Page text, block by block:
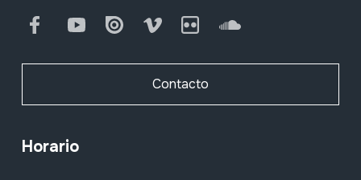
FacebookYoutube Issuu Vimeo Flickr SoundCloud
Contacto
Horario